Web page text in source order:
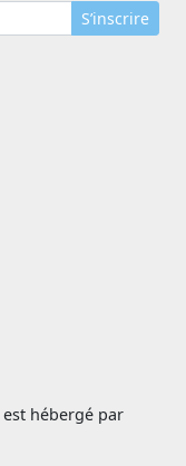
S’inscrire
est hébergé par